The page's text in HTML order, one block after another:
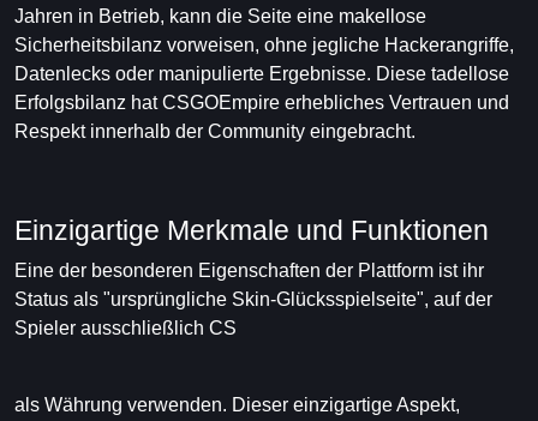
Jahren in Betrieb, kann die Seite eine makellose
Sicherheitsbilanz vorweisen, ohne jegliche Hackerangriffe,
Datenlecks oder manipulierte Ergebnisse. Diese tadellose
Erfolgsbilanz hat CSGOEmpire erhebliches Vertrauen und
Respekt innerhalb der Community eingebracht.
Einzigartige Merkmale und Funktionen
Eine der besonderen Eigenschaften der Plattform ist ihr
Status als "ursprüngliche Skin-Glücksspielseite", auf der
Spieler ausschließlich CS
als Währung verwenden. Dieser einzigartige Aspekt,